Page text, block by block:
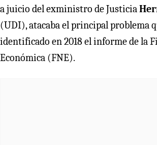
a juicio del exministro de Justicia
(UDI), atacaba el principal problema
identificado en 2018 el informe de la
Económica (FNE).